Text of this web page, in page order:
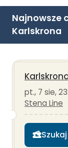
Najnowsze
Karlskrona
pt., 7 sie,
Stena Line
Szukaj